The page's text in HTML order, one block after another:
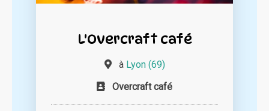
L'Overcraft café
à Lyon (69)
Overcraft café